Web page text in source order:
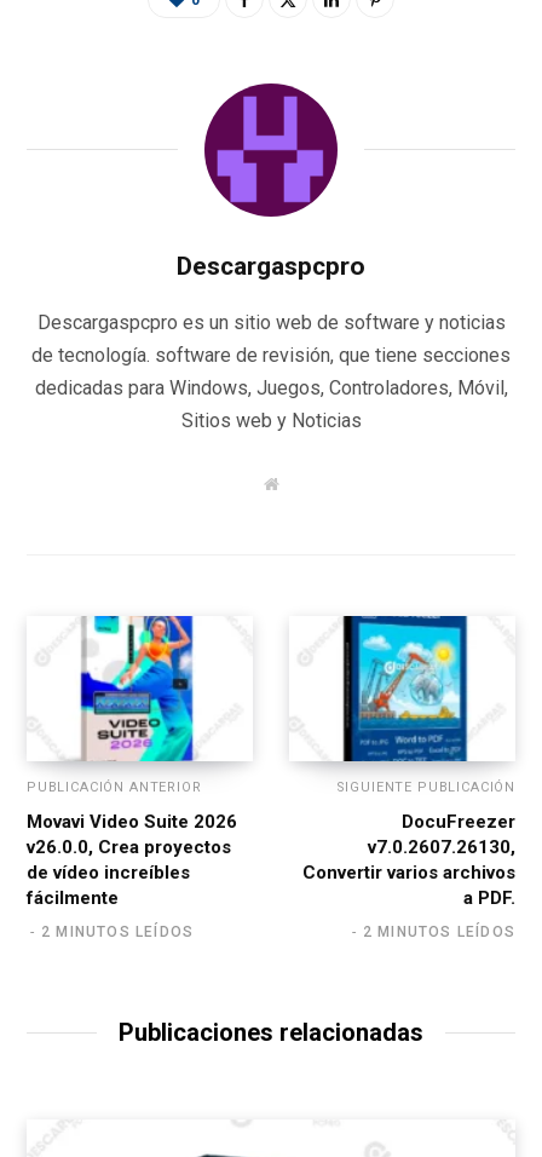
Descargaspcpro
Descargaspcpro es un sitio web de software y noticias
de tecnología. software de revisión, que tiene secciones
dedicadas para Windows, Juegos, Controladores, Móvil,
Sitios web y Noticias
W
PUBLICACIÓN ANTERIOR
Movavi Video Suite 2026
v26.0.0, Crea proyectos
de vídeo increíbles
fácilmente
2 MINUTOS LEÍDOS
SIGUIENTE PUBLICACIÓN
DocuFreezer
v7.0.2607.26130,
Convertir varios archivos
a PDF.
2 MINUTOS LEÍDOS
Publicaciones relacionadas